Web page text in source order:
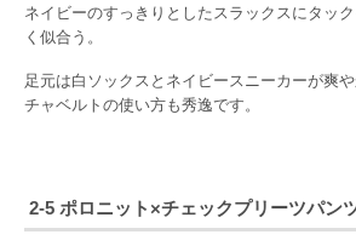
ネイビーのすっきりとしたスラックスにタッ
く似合う。
足元は白ソックスとネイビースニーカーが爽
チャベルトの使い方も秀逸です。
2-5 ポロニット×チェックプリーツパン